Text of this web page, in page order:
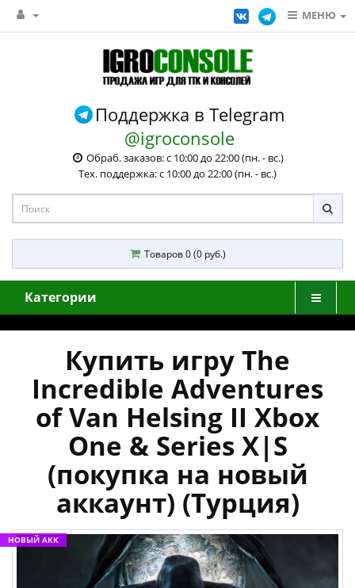
МЕНЮ
Поддержка в Telegram
@igroconsole
Обраб. заказов: с 10:00 до 22:00 (пн. - вс.)
Тех. поддержка: с 10:00 до 22:00 (пн. - вс.)
Товаров 0 (0 руб.)
Категории
Купить игру The
Incredible Adventures
of Van Helsing II Xbox
One & Series X|S
(покупка на новый
аккаунт) (Турция)
НОВЫЙ АКК